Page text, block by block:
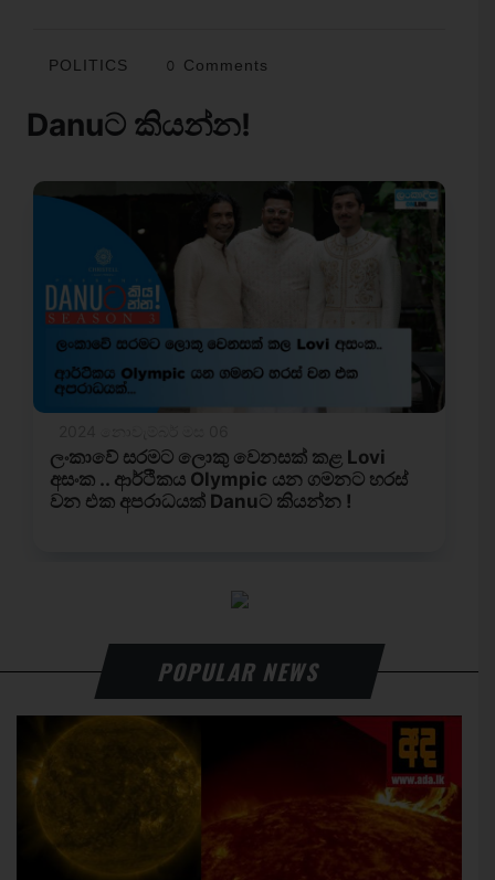
POLITICS 0 Comments
POPULAR NEWS